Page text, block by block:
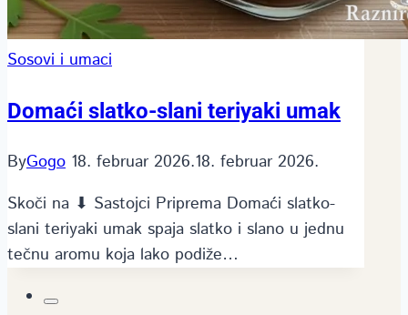
Sosovi i umaci
Domaći slatko-slani teriyaki umak
ByGogo 18. februar 2026.18. februar 2026.
Skoči na ⬇ Sastojci Priprema Domaći slatko-
slani teriyaki umak spaja slatko i slano u jednu
tečnu aromu koja lako podiže…